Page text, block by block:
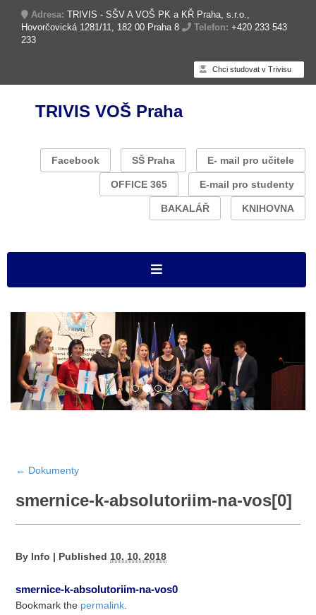
Adresa: TRIVIS - SŠV A VOŠ PK a KŘ Praha, s.r.o.,
Hovorčovická 1281/11, 182 00 Praha 8
Telefon: +420 233 543
233
Chci studovat v Trivisu
TRIVIS VOŠ Praha
Facebook SŠ Praha E- mail pro učitele
OFFICE 365 E-mail pro studenty
BAKALÁŘ KNIHOVNA
← Dokumenty
smernice-k-absolutoriim-na-vos[0]
By Info | Published 10. 10. 2018
smernice-k-absolutoriim-na-vos0
Bookmark the permalink